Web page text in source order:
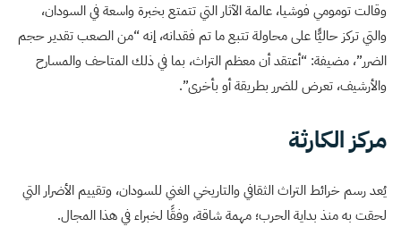
وقالت تومومي فوشيا، عالمة الآثار التي تتمتع بخبرة واسعة في السودان،
والتي تركز حاليًّا على محاولة تتبع ما تم فقدانه، إنه “من الصعب تقدير حجم
الضرر”، مضيفة: “أعتقد أن معظم التراث، بما في ذلك المتاحف والمسارح
والأرشيف، تعرض للضرر بطريقة أو بأخرى”.
مركز الكارثة
يُعد رسم خرائط التراث الثقافي والتاريخي الغني للسودان، وتقييم الأضرار التي
لحقت به منذ بداية الحرب؛ مهمة شاقة، وفقًا لخبراء في هذا المجال.